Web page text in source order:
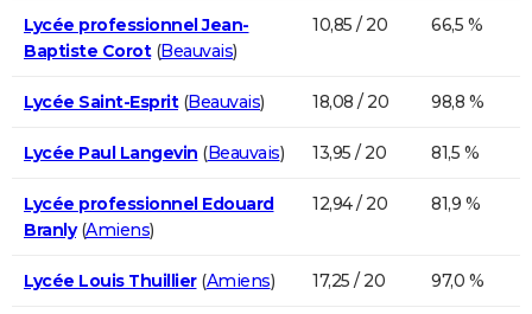
Lycée professionnel Jean-
Baptiste Corot(Beauvais)
10,85 / 20 66,5 %
Lycée Saint-Esprit(Beauvais) 18,08 / 20 98,8 %
Lycée Paul Langevin (Beauvais) 13,95 / 20 81,5 %
Lycée professionnel Edouard
Branly(Amiens)
12,94 / 20 81,9 %
Lycée Louis Thuillier(Amiens) 17,25 / 20 97,0 %